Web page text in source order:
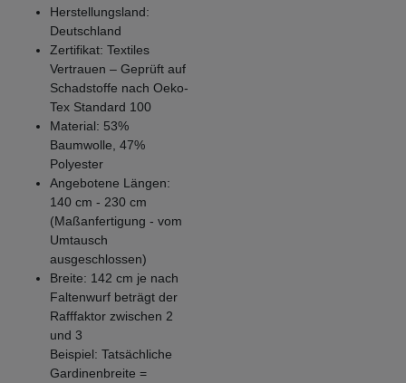
Herstellungsland:
Deutschland
Zertifikat: Textiles
Vertrauen – Geprüft auf
Schadstoffe nach Oeko-
Tex Standard 100
Material: 53%
Baumwolle, 47%
Polyester
Angebotene Längen:
140 cm - 230 cm
(Maßanfertigung - vom
Umtausch
ausgeschlossen)
Breite: 142 cm je nach
Faltenwurf beträgt der
Rafffaktor zwischen 2
und 3
Beispiel: Tatsächliche
Gardinenbreite =